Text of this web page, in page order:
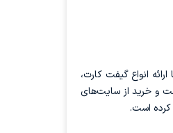
انواع گیفت کارت‌‌،
و خرید از سایت‌های
کرده است.
استفاده کنید. شما
با ریجن مورد نظر
کرده و به اشتراک‌های